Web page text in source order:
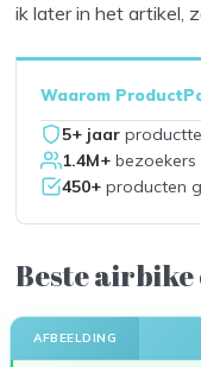
ik later in het artikel,
Waarom
5+ jaar
1.4M+
450+ producten
Beste
AFBEELDING